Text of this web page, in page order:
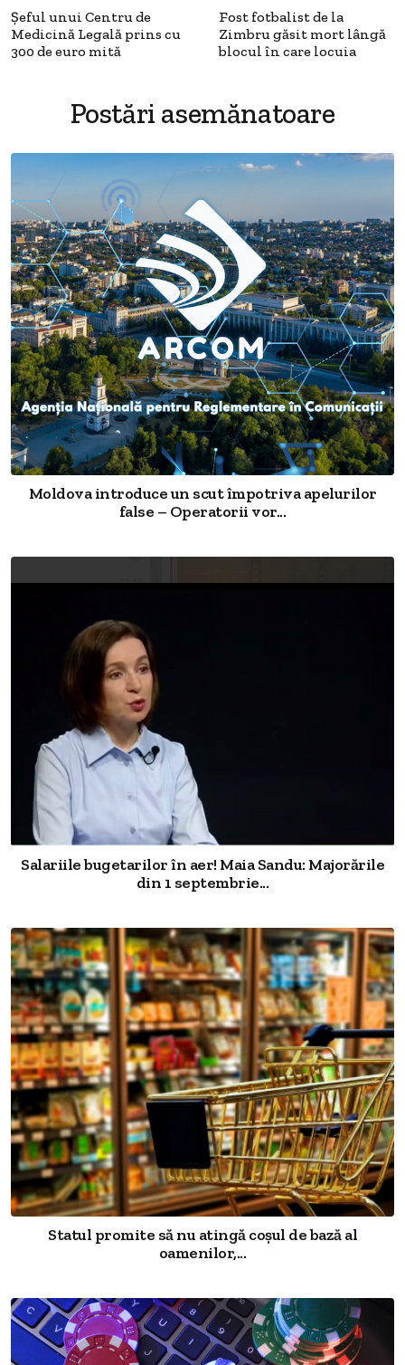
Şeful unui Centru de
Medicină Legală prins cu
300 de euro mită
Fost fotbalist de la
Zimbru găsit mort lângă
blocul în care locuia
Postări asemănatoare
Moldova introduce un scut împotriva apelurilor
false – Operatorii vor...
Salariile bugetarilor în aer! Maia Sandu: Majorările
din 1 septembrie...
Statul promite să nu atingă coșul de bază al
oamenilor,...